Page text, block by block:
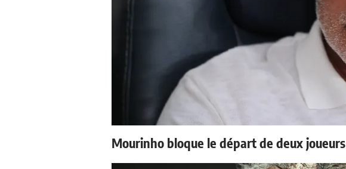
Mourinho bloque le départ de deux joueurs